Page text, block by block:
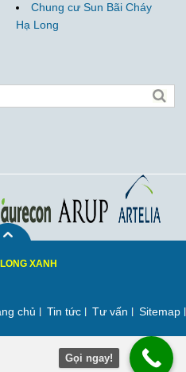
Chung cư Sun Bãi Cháy
Hạ Long
XANH
chủ Tin tức Tư vấn Sitemap
Gọi ngay!